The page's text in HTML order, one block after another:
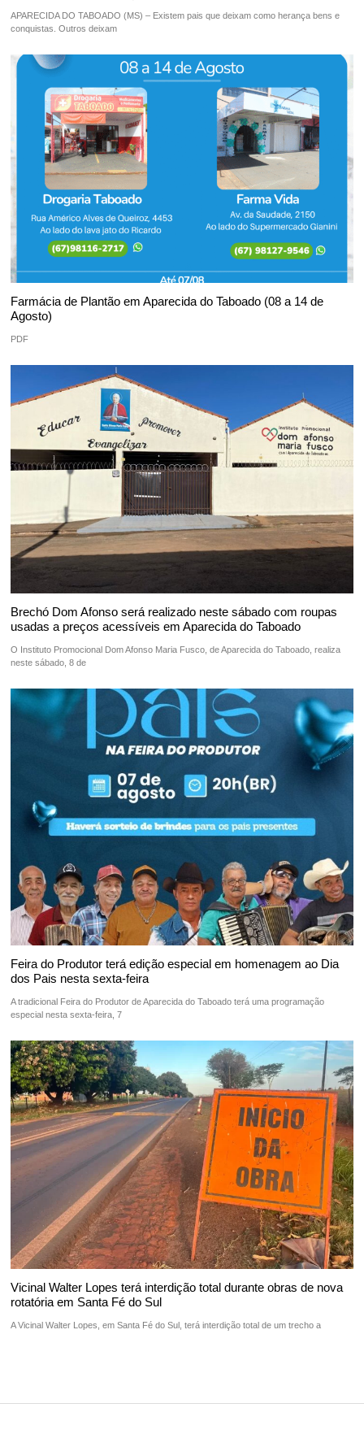
APARECIDA DO TABOADO (MS) – Existem pais que deixam como herança bens e
conquistas. Outros deixam
Farmácia de Plantão em Aparecida do Taboado (08 a 14 de
Agosto)
PDF
Brechó Dom Afonso será realizado neste sábado com roupas
usadas a preços acessíveis em Aparecida do Taboado
O Instituto Promocional Dom Afonso Maria Fusco, de Aparecida do Taboado, realiza
neste sábado, 8 de
Feira do Produtor terá edição especial em homenagem ao Dia
dos Pais nesta sexta-feira
A tradicional Feira do Produtor de Aparecida do Taboado terá uma programação
especial nesta sexta-feira, 7
Vicinal Walter Lopes terá interdição total durante obras de nova
rotatória em Santa Fé do Sul
A Vicinal Walter Lopes, em Santa Fé do Sul, terá interdição total de um trecho a